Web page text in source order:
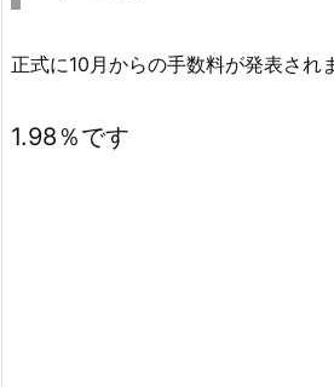
正式に10月からの手数料が発表され
1.98％です